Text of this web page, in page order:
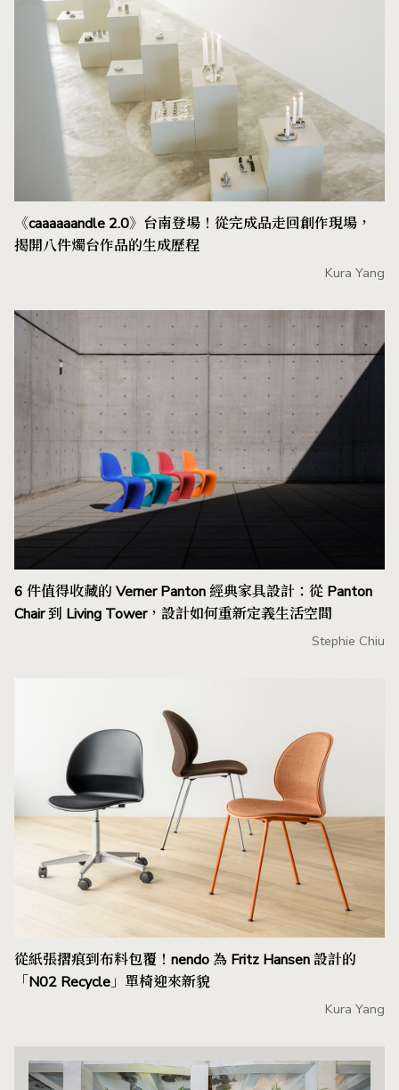
《caaaaaandle 2.0》台南登場！從完成品走回創作現場，
揭開八件燭台作品的生成歷程
Kura Yang
6 件值得收藏的 Verner Panton 經典家具設計：從 Panton
Chair 到 Living Tower，設計如何重新定義生活空間
Stephie Chiu
從紙張摺痕到布料包覆！nendo 為 Fritz Hansen 設計的
「N02 Recycle」單椅迎來新貌
Kura Yang